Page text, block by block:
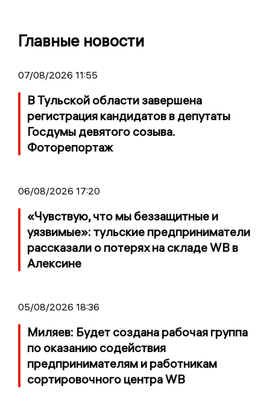
Главные новости
07/08/2026 11:55
В Тульской области завершена
регистрация кандидатов в депутаты
Госдумы девятого созыва.
Фоторепортаж
06/08/2026 17:20
«Чувствую, что мы беззащитные и
уязвимые»: тульские предприниматели
рассказали о потерях на складе WB в
Алексине
05/08/2026 18:36
Миляев: Будет создана рабочая группа
по оказанию содействия
предпринимателям и работникам
сортировочного центра WB